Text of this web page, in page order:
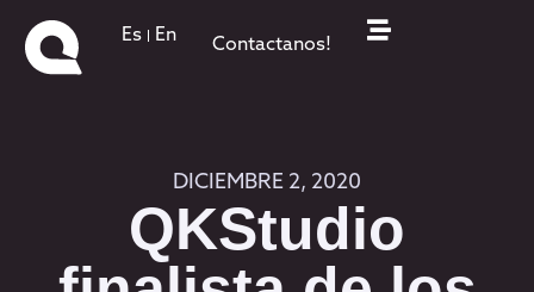
Es En Contactanos!
DICIEMBRE 2, 2020
QKStudio